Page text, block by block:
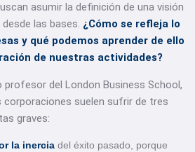
asumir la definición de una visión
las bases. ¿Cómo se refleja lo
y qué podemos aprender de ello
de nuestras actividades?
profesor del London Business School,
corporaciones suelen sufrir de tres
graves:
la inercia del éxito pasado, porque